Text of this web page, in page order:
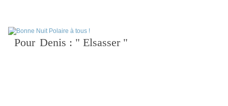
Pour Denis : " Elsasser "